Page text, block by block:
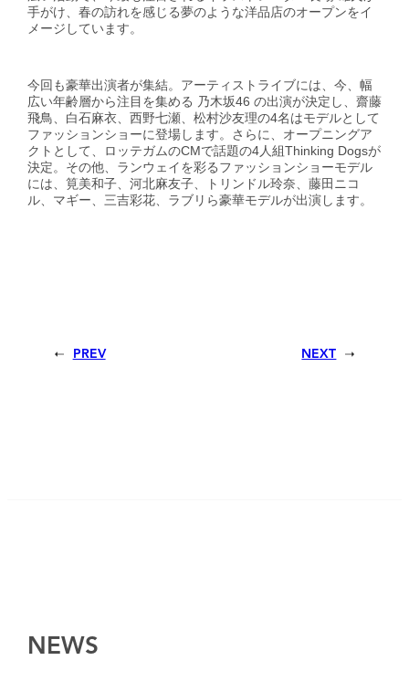
手がけ、春の訪れを感じる夢のような洋品店のオープンをイ
メージしています。
今回も豪華出演者が集結。アーティストライブには、今、幅
広い年齢層から注目を集める 乃木坂46 の出演が決定し、齋藤
飛鳥、白石麻衣、西野七瀬、松村沙友理の4名はモデルとして
ファッションショーに登場します。さらに、オープニングア
クトとして、ロッテガムのCMで話題の4人組Thinking Dogsが
決定。その他、ランウェイを彩るファッションショーモデル
には、筧美和子、河北麻友子、トリンドル玲奈、藤田ニコ
ル、マギー、三吉彩花、ラブリら豪華モデルが出演します。
PREV NEXT
NEWS